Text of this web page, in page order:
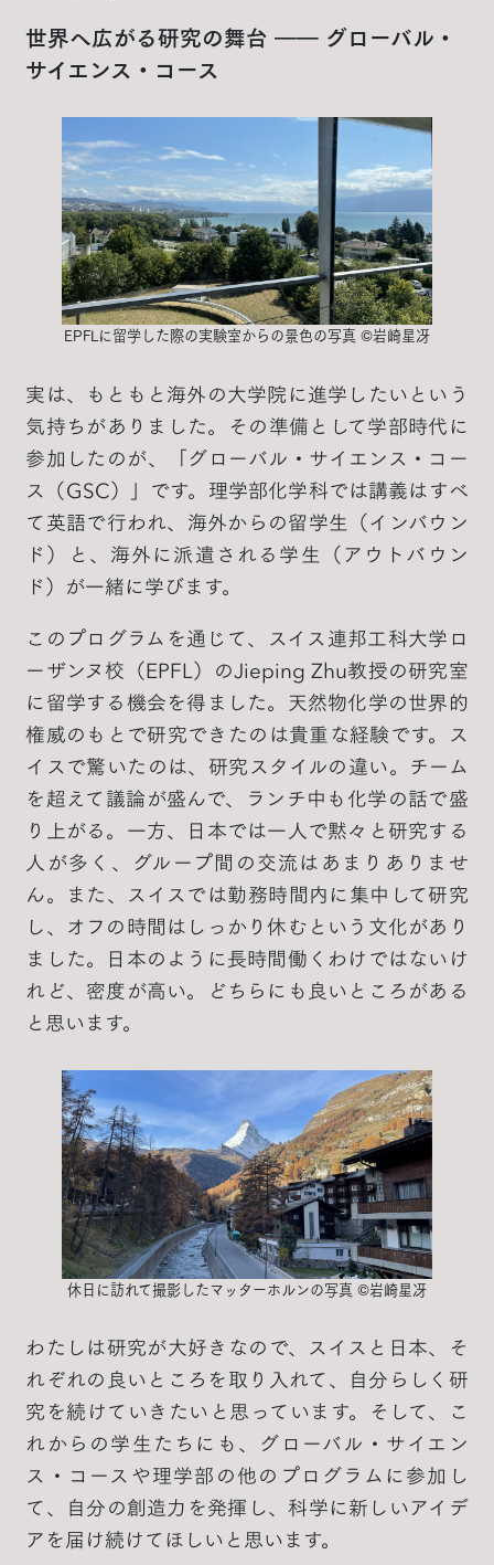
世界へ広がる研究の舞台 ―― グローバル・
サイエンス・コース
EPFLに留学した際の実験室からの景色の写真 ©岩崎星冴
実は、もともと海外の大学院に進学したいという
気持ちがありました。その準備として学部時代に
参加したのが、「グローバル・サイエンス・コー
ス（GSC）」です。理学部化学科では講義はすべ
て英語で行われ、海外からの留学生（インバウン
ド）と、海外に派遣される学生（アウトバウン
ド）が一緒に学びます。
このプログラムを通じて、スイス連邦工科大学ロ
ーザンヌ校（EPFL）のJieping Zhu教授の研究室
に留学する機会を得ました。天然物化学の世界的
権威のもとで研究できたのは貴重な経験です。ス
イスで驚いたのは、研究スタイルの違い。チーム
を超えて議論が盛んで、ランチ中も化学の話で盛
り上がる。一方、日本では一人で黙々と研究する
人が多く、グループ間の交流はあまりありませ
ん。また、スイスでは勤務時間内に集中して研究
し、オフの時間はしっかり休むという文化があり
ました。日本のように長時間働くわけではないけ
れど、密度が高い。どちらにも良いところがある
と思います。
休日に訪れて撮影したマッターホルンの写真 ©岩崎星冴
わたしは研究が大好きなので、スイスと日本、そ
れぞれの良いところを取り入れて、自分らしく研
究を続けていきたいと思っています。そして、こ
れからの学生たちにも、グローバル・サイエン
ス・コースや理学部の他のプログラムに参加し
て、自分の創造力を発揮し、科学に新しいアイデ
アを届け続けてほしいと思います。